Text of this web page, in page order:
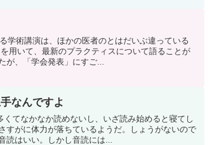
学術講演は、ほかの医者のとはだいぶ違っている
用いて、最新のプラクティスについて語ることが
が、「学会発表」にすご...
なんですよ
てなかなか読めないし、いざ読み始めると寝てし
すがに体力が落ちているようだ。しょうがないので
読はいい。しかし音読には...